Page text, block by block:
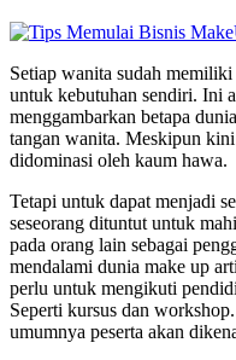
Setiap wanita sudah
untuk kebutuhan sendiri. Ini
menggambarkan betapa
tangan wanita. Meskipun
didominasi oleh kaum hawa.
Tetapi untuk dapat menjadi
seseorang dituntut untuk
pada orang lain sebagai
mendalami dunia make up
perlu untuk mengikuti
Seperti kursus dan
umumnya peserta akan